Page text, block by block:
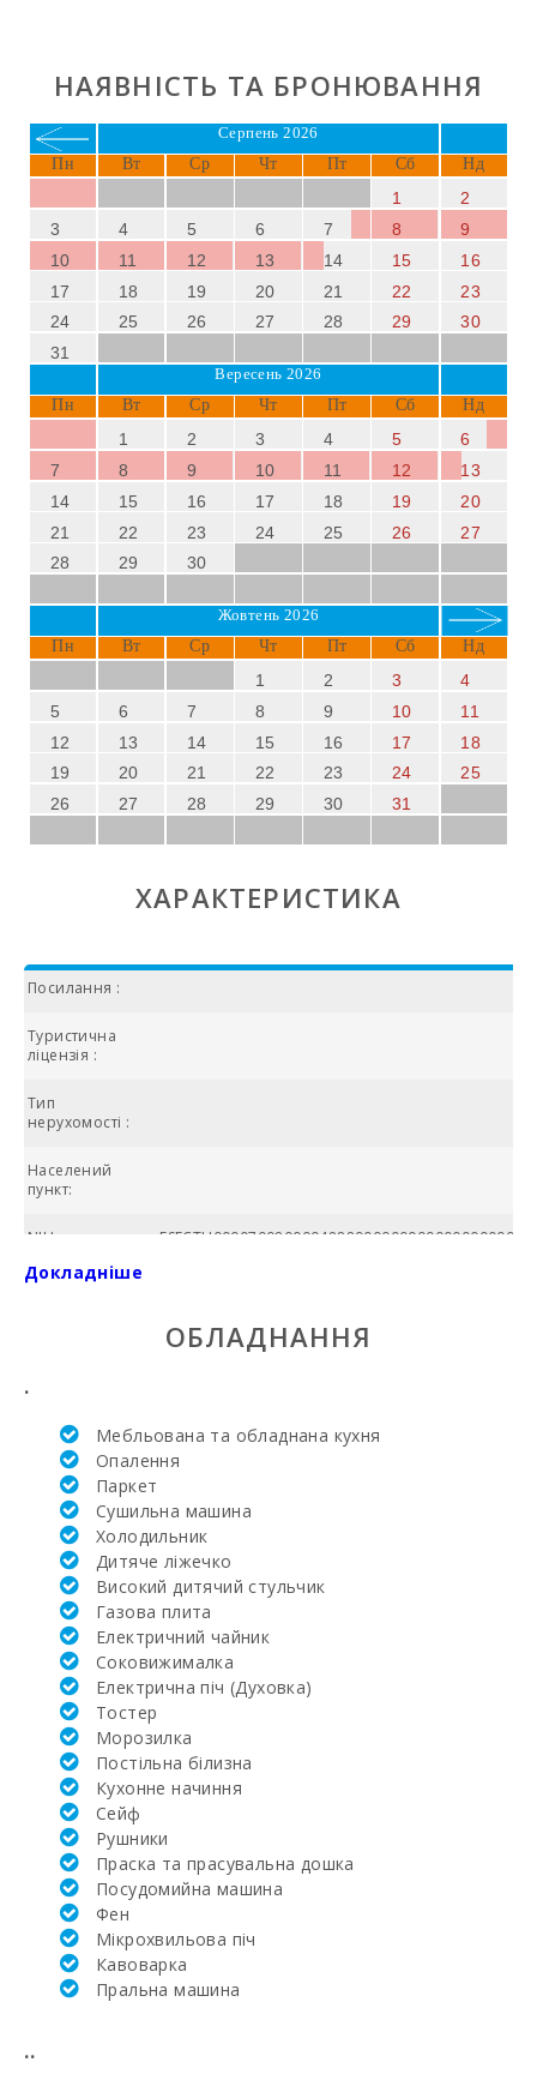
незабутнього відпочинку на південному сході Майорки.
Porto Colom поєднує спокій рибальської гавані з
сучасними послугами та яскравим нічним життям.
НАЯВНІСТЬ ТА БРОНЮВАННЯ
Серпень 2026
Пн Вт Ср Чт Пт Сб Нд
1
2
3
4 5 6 7 8
9
10
11 12 13 14 15
16
17
18 19 20 21 22
23
24
25 26 27 28 29
30
31
Вересень 2026
Пн Вт Ср Чт Пт Сб Нд
1 2 3 4 5
6
7
8 9 10 11 12
13
14
15 16 17 18 19
20
21
22 23 24 25 26
27
28
29 30
Жовтень 2026
Пн Вт Ср Чт Пт Сб Нд
1 2 3
4
5
6 7 8 9 10
11
12
13 14 15 16 17
18
19
20 21 22 23 24
25
26
27 28 29 30 31
ХАРАКТЕРИСТИКА
Посилання :
Туристична
ліцензія :
Тип
нерухомості :
Населений
пункт:
NIU:
Загальна
№ ванних
кімнат:
Жила площа
(м2):
Поле для
гольфа Vall d´Or
Golf (км):
Школа верхової
їзди Son Menut
Лікарня в
Манакор (км):
Клініка Сон
Еспасесс в
Пальма-де-
Майорка (км):
Щотижневий
базар у Порто-
Колoм
(вівторок) (км):
Щотижневий
(неділя) (км):
Докладніше
ОБЛАДНАННЯ
.
Мебльована та обладнана кухня
Опалення
Паркет
Сушильна машина
Холодильник
Дитяче ліжечко
Високий дитячий стульчик
Газова плита
Електричний чайник
Соковижималка
Електрична піч (Духовка)
Тостер
Mорозилка
Постільна білизна
Кухонне начиння
Cейф
Рушники
Праска та прасувальна дошка
Посудомийна машина
Фен
Мікрохвильова піч
Кавоварка
Пральна машина
..